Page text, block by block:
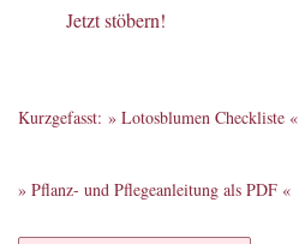
Jetzt stöbern!
Kurzgefasst: » Lotosblumen Checkliste «
» Pflanz- und Pflegeanleitung als PDF «